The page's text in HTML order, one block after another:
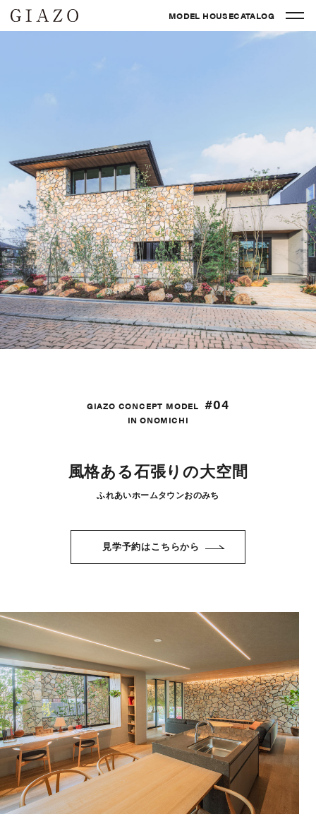
MODEL HOUSECATALOG
GIAZO CONCEPT MODEL #04
IN ONOMICHI
風格ある石張りの大空間
ふれあいホームタウンおのみち
見学予約はこちらから